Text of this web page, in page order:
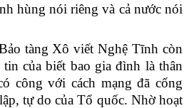
hùng nói riêng và cả nước nói
tàng Xô viết Nghệ Tĩnh còn
của biết bao gia đình là thân
công với cách mạng đã cống
tự do của Tổ quốc. Nhờ hoạt